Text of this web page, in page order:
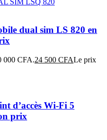
dual sim LS 820 en
000 CFA.24 500 CFALe prix
d’accès Wi-Fi 5
prix